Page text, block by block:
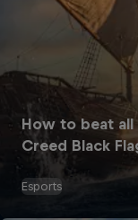
How to beat all
Creed Black
Esports